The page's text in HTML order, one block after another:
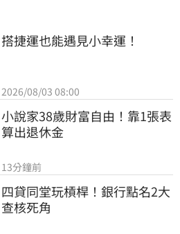
搭捷運也能遇見小幸運！
2026/08/03 08:00
小說家38歲財富自由！靠1張表
算出退休金
13分鐘前
四貸同堂玩槓桿！銀行點名2大
查核死角